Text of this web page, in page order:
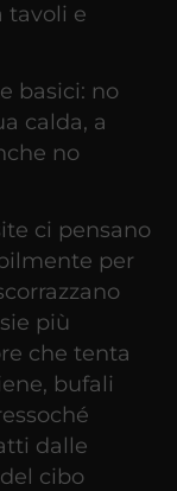
tavoli e
basici: no
calda, a
no
ci pensano
per
più
che tenta
bufali
dalle
cibo